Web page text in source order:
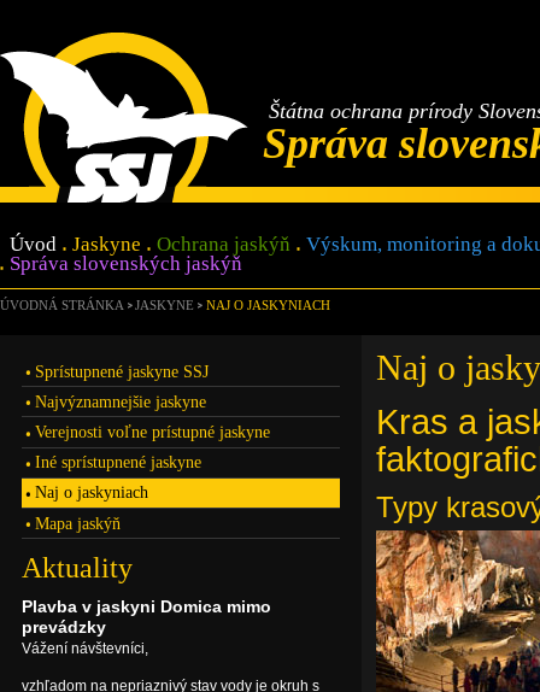
Štátna ochrana prírody
Správa
Úvod Jaskyne Ochrana jaskýň
Výskum, monitoring a
Správa slovenských jaskýň
ÚVODNÁ STRÁNKA JASKYNE NAJ O JASKYNIACH
Naj o
Kras a
Typy
Sprístupnené jaskyne SSJ
Najvýznamnejšie jaskyne
Verejnosti voľne prístupné jaskyne
Iné sprístupnené jaskyne
Naj o jaskyniach
Mapa jaskýň
Aktuality
Plavba v jaskyni Domica mimo
prevádzky
Vážení návštevníci,
vzhľadom na nepriaznivý stav vody je okruh s